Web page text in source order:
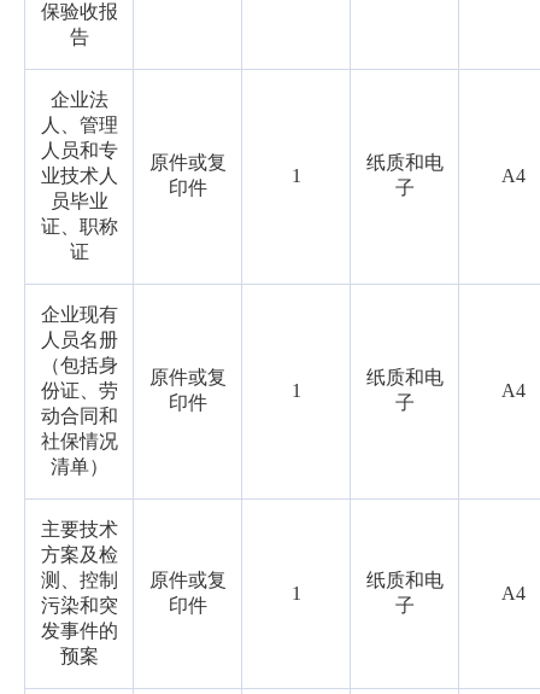
保验收报
告
企业法
人、管理
人员和专
业技术人
员毕业
证、职称
证
原件或复
印件
1
纸质和电
子
A4
企业现有
人员名册
（包括身
份证、劳
动合同和
社保情况
清单）
原件或复
印件
1
纸质和电
子
A4
主要技术
方案及检
测、控制
污染和突
发事件的
预案
原件或复
印件
1
纸质和电
子
A4